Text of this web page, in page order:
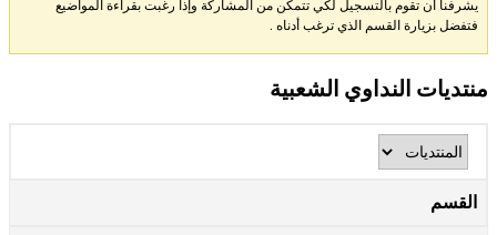
يشرفنا أن تقوم بالتسجيل لكي تتمكن من المشاركة وإذا رغبت بقراءة المواضيع
فتفضل بزيارة القسم الذي ترغب أدناه .
منتديات النداوي الشعبية
القسم